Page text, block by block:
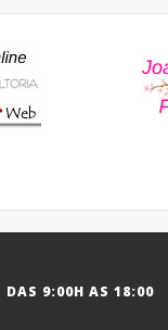
DAS 9:00H AS 18:00